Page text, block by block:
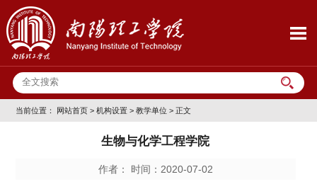
当前位置： 网站首页 >机构设置 >教学单位 > 正文
生物与化学工程学院
作者： 时间：2020-07-02